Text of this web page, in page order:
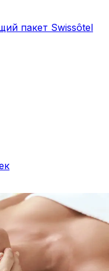
пакет Swissôtel